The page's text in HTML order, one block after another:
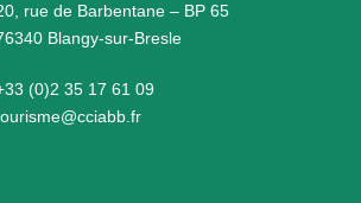
rue de Barbentane – BP 65
Blangy-sur-Bresle
33 (0)2 35 17 61 09